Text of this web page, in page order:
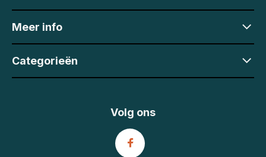
Meer info
Categorieën
Volg ons